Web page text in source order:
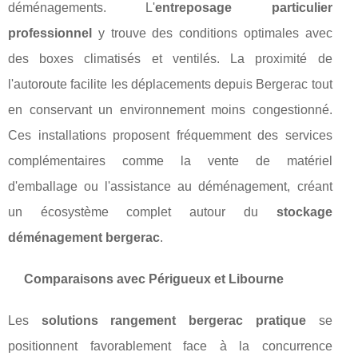
déménagements. L'entreposage particulier
professionnel
y trouve des conditions optimales avec
des boxes climatisés et ventilés. La proximité de
l'autoroute facilite les déplacements depuis Bergerac tout
en conservant un environnement moins congestionné.
Ces installations proposent fréquemment des services
complémentaires comme la vente de matériel
d'emballage ou l'assistance au déménagement, créant
un écosystème complet autour du stockage
déménagement bergerac.
Comparaisons avec Périgueux et Libourne
Les solutions rangement bergerac pratiquese
positionnent favorablement face à la concurrence